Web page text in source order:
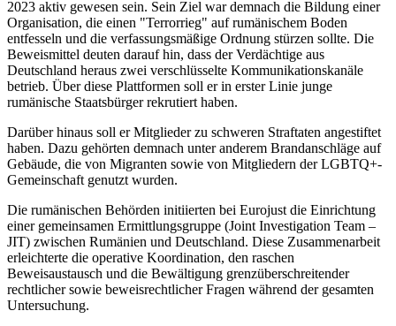
2023 aktiv gewesen sein. Sein Ziel war demnach die Bildung einer
Organisation, die einen "Terrorrieg" auf rumänischem Boden
entfesseln und die verfassungsmäßige Ordnung stürzen sollte. Die
Beweismittel deuten darauf hin, dass der Verdächtige aus
Deutschland heraus zwei verschlüsselte Kommunikationskanäle
betrieb. Über diese Plattformen soll er in erster Linie junge
rumänische Staatsbürger rekrutiert haben.
Darüber hinaus soll er Mitglieder zu schweren Straftaten angestiftet
haben. Dazu gehörten demnach unter anderem Brandanschläge auf
Gebäude, die von Migranten sowie von Mitgliedern der LGBTQ+-
Gemeinschaft genutzt wurden.
Die rumänischen Behörden initiierten bei Eurojust die Einrichtung
einer gemeinsamen Ermittlungsgruppe (Joint Investigation Team –
JIT) zwischen Rumänien und Deutschland. Diese Zusammenarbeit
erleichterte die operative Koordination, den raschen
Beweisaustausch und die Bewältigung grenzüberschreitender
rechtlicher sowie beweisrechtlicher Fragen während der gesamten
Untersuchung.